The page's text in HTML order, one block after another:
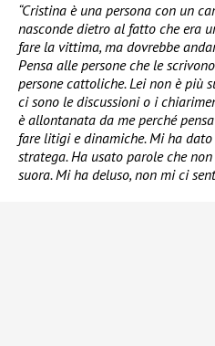
“Cristina è una persona con un
nasconde dietro al fatto che era
fare la vittima, ma dovrebbe
Pensa alle persone che le
persone cattoliche. Lei non è più
ci sono le discussioni o i
è allontanata da me perché
fare litigi e dinamiche. Mi ha
stratega. Ha usato parole che
suora. Mi ha deluso, non mi ci